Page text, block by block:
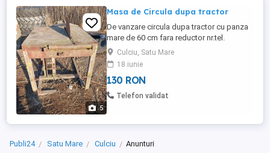
5
Masa de Circula dupa tractor
De vanzare circula dupa tractor cu panza
mare de 60 cm fara reductor nr.tel.
Culciu, Satu Mare
18 iunie
130 RON
Telefon validat
Publi24 Satu Mare Culciu Anunturi